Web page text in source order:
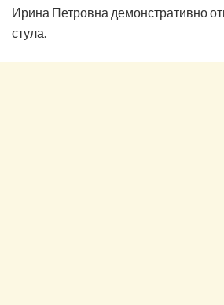
Ирина Петровна демонстративно
стула.